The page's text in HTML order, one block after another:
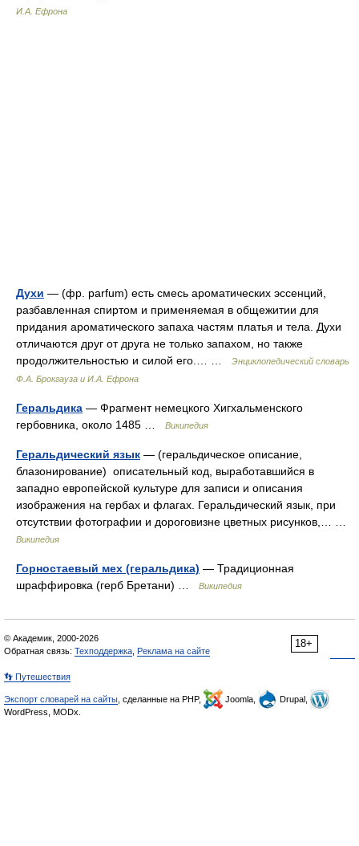
И.А. Ефрона
Духи — (фр. parfum) есть смесь ароматических эссенций,
разбавленная спиртом и применяемая в общежитии для
придания ароматического запаха частям платья и тела. Духи
отличаются друг от друга не только запахом, но также
продолжительностью и силой его.… …
Энциклопедический словарь
Ф.А. Брокгауза и И.А. Ефрона
Геральдика — Фрагмент немецкого Хигхальменского
гербовника, около 1485 …
Википедия
Геральдический язык — (геральдическое описание,
блазонирование) описательный код, выработавшийся в
западно европейской культуре для записи и описания
изображения на гербах и флагах. Геральдический язык, при
отсутствии фотографии и дороговизне цветных рисунков,… …
Википедия
Горностаевый мех (геральдика) — Традиционная
шраффировка (герб Бретани) …
Википедия
18+
© Академик, 2000-2026
Обратная связь: Техподдержка Реклама на сайте
👣 Путешествия
Экспорт словарей на сайты , сделанные на PHP, Joomla,
Drupal,
WordPress, MODx.